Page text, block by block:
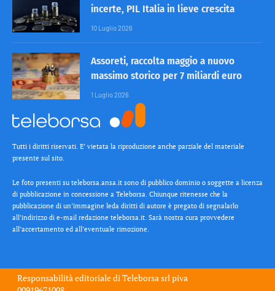
incerte, PIL Italia in lieve crescita
10 Luglio 2026
Assoreti, raccolta maggio a nuovo
massimo storico per 7 miliardi euro
1 Luglio 2026
Tutti i diritti riservati. E’ vietata la riproduzione anche parziale del materiale
presente sul sito.
Le foto presenti su teleborsa.ansa.it sono di pubblico dominio o soggette a licenza
di pubblicazione in concessione a Teleborsa. Chiunque ritenesse che la
pubblicazione di un’immagine leda diritti di autore è pregato di segnalarlo
all’indirizzo di e-mail redazione teleborsa.it. Sarà nostra cura provvedere
all’accertamento ed all’eventuale rimozione.
Responsabilità editoriale diTeleborsa srl piva